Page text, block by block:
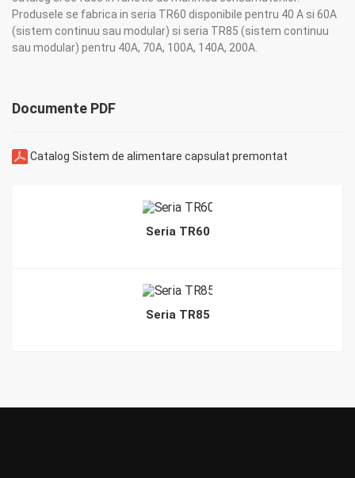
Produsele se fabrica in seria TR60 disponibile pentru 40 A si 60A
(sistem continuu sau modular) si seria TR85 (sistem continuu
sau modular) pentru 40A, 70A, 100A, 140A, 200A.
Documente PDF
Catalog Sistem de alimentare capsulat premontat
Seria TR60
Seria TR85